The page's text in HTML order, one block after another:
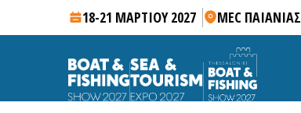
18-21 ΜΑΡΤΙΟΥ 2027 MEC ΠΑΙΑΝΙΑΣ